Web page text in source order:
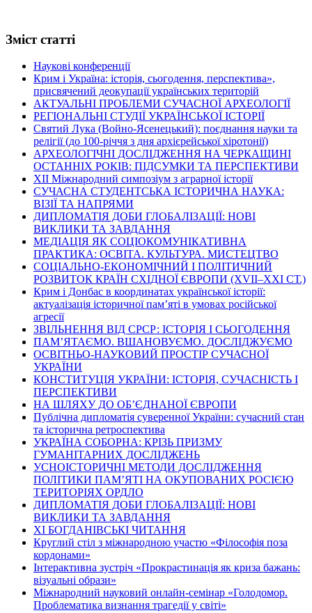
Зміст статті
Наукові конференції
Крим і Україна: історія, сьогодення, перспектива»,
присвячений деокупації українських територій
АКТУАЛЬНІ ПРОБЛЕМИ СУЧАСНОЇ АРХЕОЛОГІЇ
РЕГІОНАЛЬНІ СТУДІЇ УКРАЇНСЬКОЇ ІСТОРІЇ
Святий Лука (Войно-Ясенецький): поєднання науки та
релігії (до 100-річчя з дня архієрейської хіротонії)
АРХЕОЛОГІЧНІ ДОСЛІДЖЕННЯ НА ЧЕРКАЩИНІ
ОСТАННІХ РОКІВ: ПІДСУМКИ ТА ПЕРСПЕКТИВИ
ХІІ Міжнародний симпозіум з аграрної історії
СУЧАСНА СТУДЕНТСЬКА ІСТОРИЧНА НАУКА:
ВІЗІЇ ТА НАПРЯМИ
ДИПЛОМАТІЯ ДОБИ ГЛОБАЛІЗАЦІЇ: НОВІ
ВИКЛИКИ ТА ЗАВДАННЯ
МЕДІАЦІЯ ЯК СОЦІОКОМУНІКАТИВНА
ПРАКТИКА: ОСВІТА. КУЛЬТУРА. МИСТЕЦТВО
СОЦІАЛЬНО-ЕКОНОМІЧНИЙ І ПОЛІТИЧНИЙ
РОЗВИТОК КРАЇН СХІДНОЇ ЄВРОПИ (ХVІІ–ХХІ СТ.)
Крим і Донбас в координатах української історії:
актуалізація історичної пам’яті в умовах російської
агресії
ЗВІЛЬНЕННЯ ВІД СРСР: ІСТОРІЯ І СЬОГОДЕННЯ
ПАМ’ЯТАЄМО. ВШАНОВУЄМО. ДОСЛІДЖУЄМО
ОСВІТНЬО-НАУКОВИЙ ПРОСТІР СУЧАСНОЇ
УКРАЇНИ
КОНСТИТУЦІЯ УКРАЇНИ: ІСТОРІЯ, СУЧАСНІСТЬ І
ПЕРСПЕКТИВИ
НА ШЛЯХУ ДО ОБ’ЄДНАНОЇ ЄВРОПИ
Публічна дипломатія суверенної України: сучасний стан
та історична ретроспектива
УКРАЇНА СОБОРНА: КРІЗЬ ПРИЗМУ
ГУМАНІТАРНИХ ДОСЛІДЖЕНЬ
УСНОІСТОРИЧНІ МЕТОДИ ДОСЛІДЖЕННЯ
ПОЛІТИКИ ПАМ’ЯТІ НА ОКУПОВАНИХ РОСІЄЮ
ТЕРИТОРІЯХ ОРДЛО
ДИПЛОМАТІЯ ДОБИ ГЛОБАЛІЗАЦІЇ: НОВІ
ВИКЛИКИ ТА ЗАВДАННЯ
ХІ БОГДАНІВСЬКІ ЧИТАННЯ
Круглий стіл з міжнародною участю «Філософія поза
кордонами»
Інтерактивна зустріч «Прокрастинація як криза бажань:
візуальні образи»
Міжнародний науковий онлайн-семінар «Голодомор.
Проблематика визнання трагедії у світі»